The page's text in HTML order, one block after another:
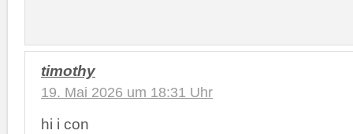
timothy
19. Mai 2026 um 18:31 Uhr
hi i con